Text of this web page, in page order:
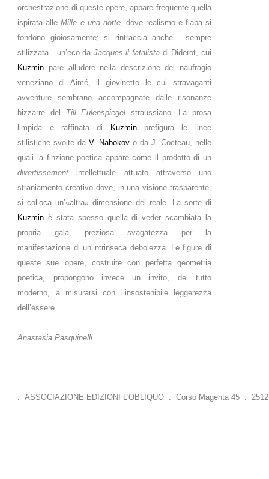
orchestrazione di queste opere, appare frequente quella
ispirata alleMille e una notte, dove realismo e fiaba si
fondono gioiosamente; si rintraccia anche - sempre
stilizzata - un’eco da Jacques il fatalista di Diderot, cui
Kuzmin pare alludere nella descrizione del naufragio
veneziano di Aimé, il giovinetto le cui stravaganti
avventure sembrano accompagnate dalle risonanze
bizzarre del Till Eulenspiegel straussiano. La prosa
limpida e raffinata di
Kuzminprefigura le linee
stilistiche svolte daV. Nabokov o da J. Cocteau, nelle
quali la finzione poetica appare come il prodotto di un
divertissement intellettuale attuato attraverso uno
straniamento creativo dove, in una visione trasparente,
si colloca un’«altra» dimensione del reale. La sorte di
Kuzmin è stata spesso quella di veder scambiata la
propria gaia, preziosa svagatezza per la
manifestazione di un’intrinseca debolezza. Le figure di
queste sue opere, costruite con perfetta geometria
poetica, propongono invece un invito, del tutto
moderno, a misurarsi con l’insostenibile leggerezza
dell’essere.
Anastasia Pasquinelli
. ASSOCIAZIONE EDIZIONI L'OBLIQUO . Corso Magenta 45 .